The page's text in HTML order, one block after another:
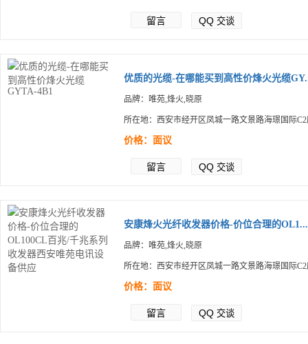
留言 QQ 交谈
优质的光缆-在哪能买到高性价烽火光缆
品牌：唯苑,烽火,晓原
所在地：西安市经开区凤城一路文景路海璟国际
价格：面议
留言 QQ 交谈
安康烽火光纤收发器价格-价位合理的OL1...
品牌：唯苑,烽火,晓原
所在地：西安市经开区凤城一路文景路海璟国际
价格：面议
留言 QQ 交谈